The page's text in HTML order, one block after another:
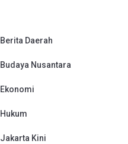
Berita Daerah
Budaya Nusantara
Ekonomi
Hukum
Jakarta Kini